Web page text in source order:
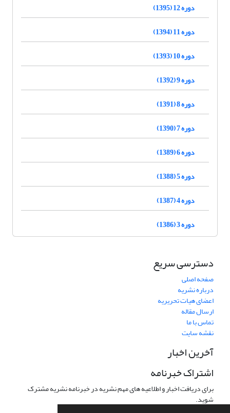
دوره 12 (1395)
دوره 11 (1394)
دوره 10 (1393)
دوره 9 (1392)
دوره 8 (1391)
دوره 7 (1390)
دوره 6 (1389)
دوره 5 (1388)
دوره 4 (1387)
دوره 3 (1386)
دسترسی سریع
صفحه اصلی
درباره نشریه
اعضای هیات تحریریه
ارسال مقاله
تماس با ما
نقشه سایت
آخرین اخبار
اشتراک خبرنامه
برای دریافت اخبار و اطلاعیه های مهم نشریه در خبرنامه نشریه مشترک
شوید.